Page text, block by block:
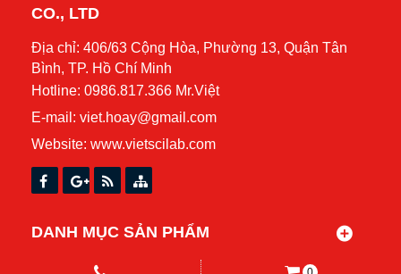
CO., LTD
Địa chỉ: 406/63 Cộng Hòa, Phường 13, Quận Tân
Bình, TP. Hồ Chí Minh
Hotline: 0986.817.366 Mr.Việt
E-mail: viet.hoay@gmail.com
Website: www.vietscilab.com
DANH MỤC SẢN PHẨM